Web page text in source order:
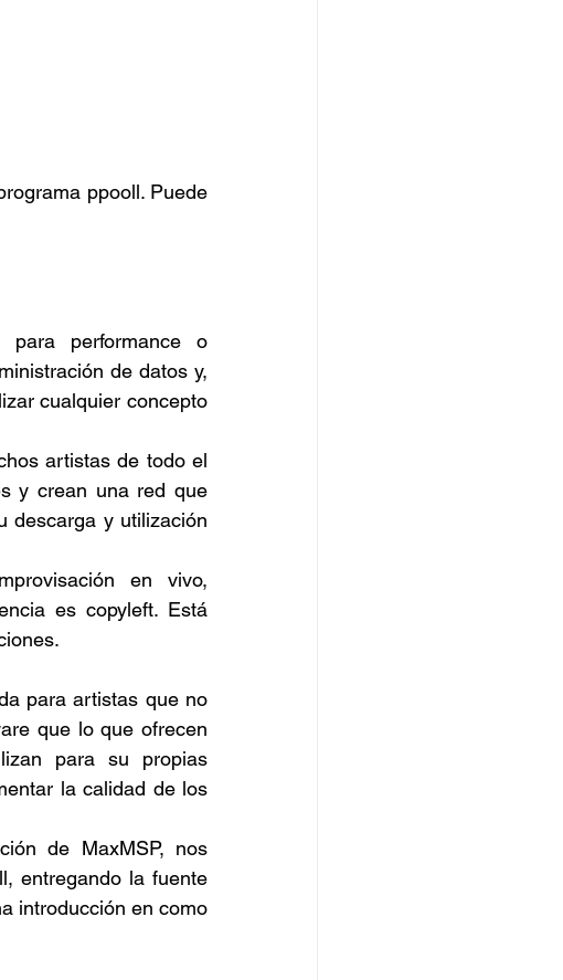
ppooll. Puede
para performance o
de datos y,
cualquier concepto
artistas de todo el
y crean una red que
descarga y utilización
en vivo,
es copyleft. Está
para artistas que no
que lo que ofrecen
para su propias
la calidad de los
de MaxMSP, nos
entregando la fuente
introducción en como